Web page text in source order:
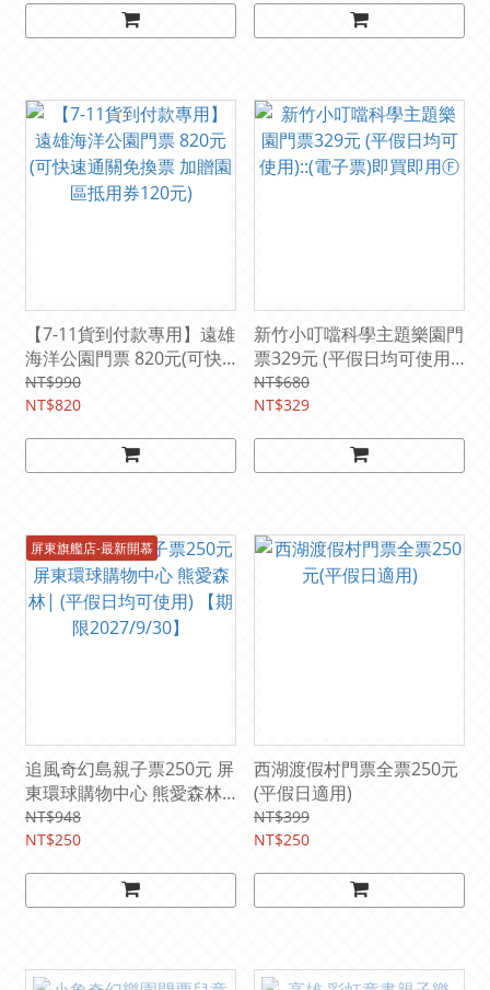
【7-11貨到付款專用】遠雄
海洋公園門票 820元(可快
速通關免換票 加贈園區抵
用券120元)
NT$990
NT$820
新竹小叮噹科學主題樂園門
票329元 (平假日均可使用)::
(電子票)即買即用Ⓕ
NT$680
NT$329
屏東旗艦店-最新開慕
追風奇幻島親子票250元 屏
東環球購物中心 熊愛森林|
(平假日均可使用) 【期限
2027/9/30】
NT$948
NT$250
西湖渡假村門票全票250元
(平假日適用)
NT$399
NT$250